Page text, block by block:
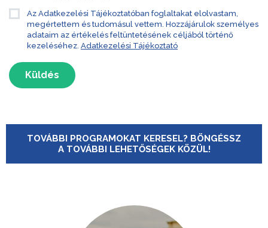
Az Adatkezelési Tájékoztatóban foglaltakat elolvastam,
megértettem és tudomásul vettem. Hozzájárulok személyes
adataim az értékelés feltüntetésének céljából történő
kezeléséhez. Adatkezelési Tájékoztató
Küldés
TOVÁBBI PROGRAMOKAT KERESEL? BÖNGÉSSZ
A TOVÁBBI LEHETŐSÉGEK KÖZÜL!